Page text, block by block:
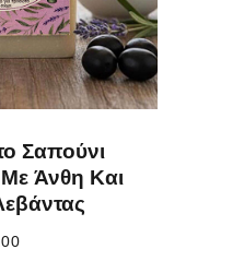
Σαπούνι
Άνθη Και